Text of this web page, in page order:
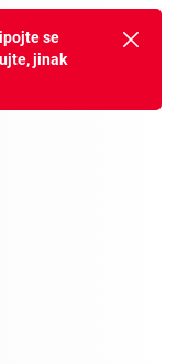
se
jinak